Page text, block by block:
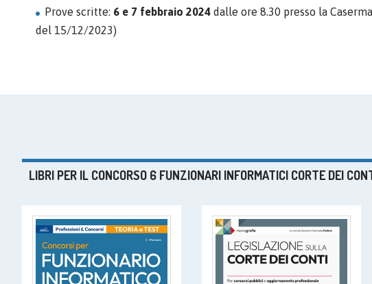
Prove scritte: 6 e 7 febbraio 2024 dalle ore 8.30 presso la
del 15/12/2023)
LIBRI PER IL CONCORSO 6 FUNZIONARI INFORMATICI CORTE DEI